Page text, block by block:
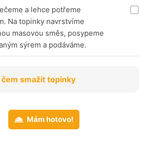
a lehce potřeme
Na topinky navrstvíme
masovou směs, posypeme
sýrem a podáváme.
čem smažit topinky
Mám hotovo!